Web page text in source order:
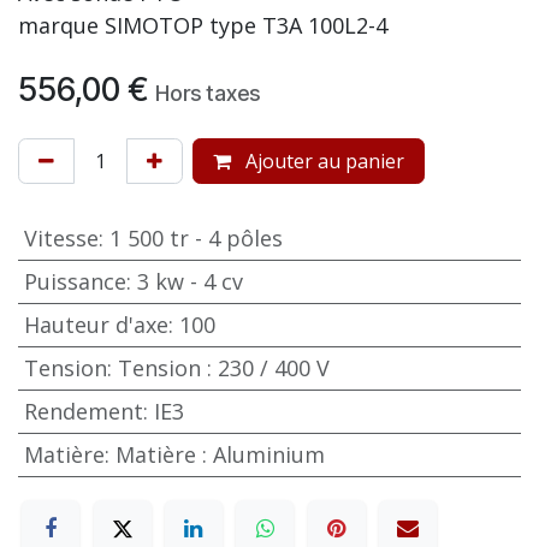
marque SIMOTOP type T3A 100L2-4
556,00 € Hors taxes
Ajouter au panier
Vitesse: 1 500 tr - 4 pôles
Puissance: 3 kw - 4 cv
Hauteur d'axe: 100
Tension: Tension : 230 / 400 V
Rendement: IE3
Matière: Matière : Aluminium